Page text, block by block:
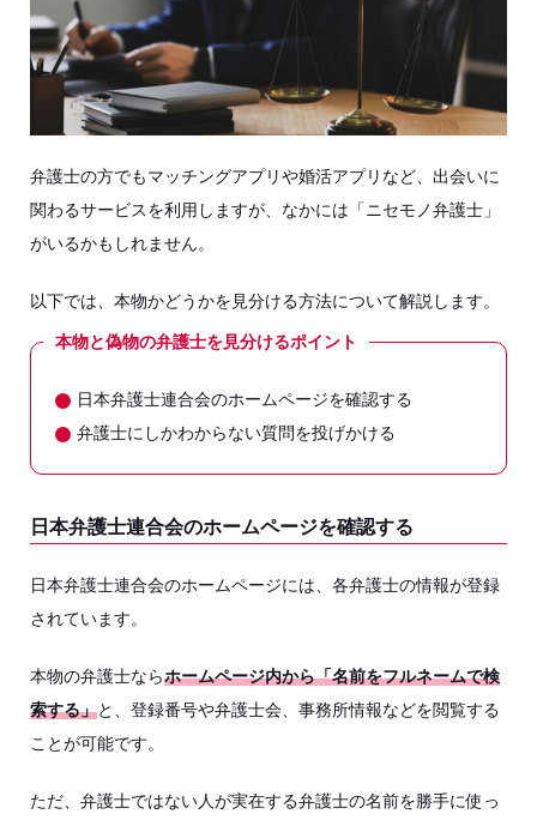
弁護士の方でもマッチングアプリや婚活アプリなど、出会いに
関わるサービスを利用しますが、なかには「ニセモノ弁護士」
がいるかもしれません。
以下では、本物かどうかを見分ける方法について解説します。
本物と偽物の弁護士を見分けるポイント
日本弁護士連合会のホームページを確認する
弁護士にしかわからない質問を投げかける
日本弁護士連合会のホームページを確認する
日本弁護士連合会のホームページには、各弁護士の情報が登録
されています。
本物の弁護士ならホームページ内から「名前をフルネームで検
索する」と、登録番号や弁護士会、事務所情報などを閲覧する
ことが可能です。
ただ、弁護士ではない人が実在する弁護士の名前を勝手に使っ